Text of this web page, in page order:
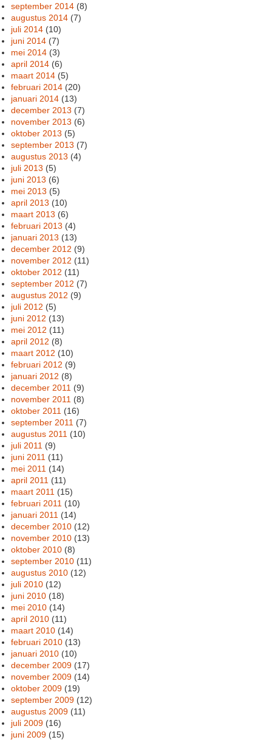
september 2014 (8)
augustus 2014 (7)
juli 2014 (10)
juni 2014 (7)
mei 2014 (3)
april 2014 (6)
maart 2014 (5)
februari 2014 (20)
januari 2014 (13)
december 2013 (7)
november 2013 (6)
oktober 2013 (5)
september 2013 (7)
augustus 2013 (4)
juli 2013 (5)
juni 2013 (6)
mei 2013 (5)
april 2013 (10)
maart 2013 (6)
februari 2013 (4)
januari 2013 (13)
december 2012 (9)
november 2012 (11)
oktober 2012 (11)
september 2012 (7)
augustus 2012 (9)
juli 2012 (5)
juni 2012 (13)
mei 2012 (11)
april 2012 (8)
maart 2012 (10)
februari 2012 (9)
januari 2012 (8)
december 2011 (9)
november 2011 (8)
oktober 2011 (16)
september 2011 (7)
augustus 2011 (10)
juli 2011 (9)
juni 2011 (11)
mei 2011 (14)
april 2011 (11)
maart 2011 (15)
februari 2011 (10)
januari 2011 (14)
december 2010 (12)
november 2010 (13)
oktober 2010 (8)
september 2010 (11)
augustus 2010 (12)
juli 2010 (12)
juni 2010 (18)
mei 2010 (14)
april 2010 (11)
maart 2010 (14)
februari 2010 (13)
januari 2010 (10)
december 2009 (17)
november 2009 (14)
oktober 2009 (19)
september 2009 (12)
augustus 2009 (11)
juli 2009 (16)
juni 2009 (15)